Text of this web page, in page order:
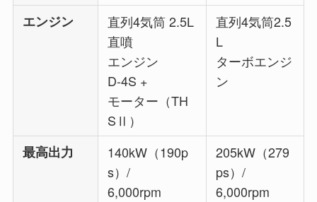
エンジン
直列4気筒 2.5L
直噴
エンジン
D-4S +
モーター（TH
SⅡ）
直列4気筒2.5
L
ターボエンジ
ン
最高出力
140kW（190p
s）/
6,000rpm
205kW（279
ps）/
6,000rpm